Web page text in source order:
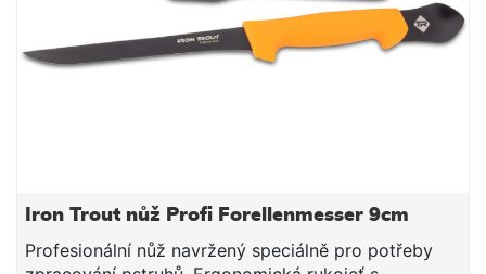
Iron Trout nůž Profi Forellenmesser 9cm
Profesionální nůž navržený speciálně pro potřeby